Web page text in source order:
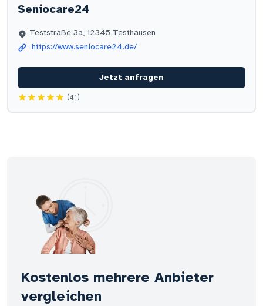
Seniocare24
Teststraße 3a, 12345 Testhausen
https://www.seniocare24.de/
Jetzt anfragen
(41)
Kostenlos mehrere Anbieter
vergleichen